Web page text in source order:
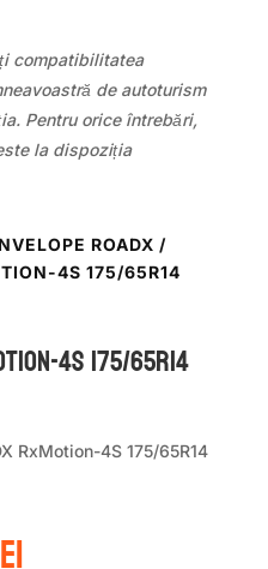
compatibilitatea
de autoturism
Pentru orice întrebări,
la dispoziția
ROADX /
4S 175/65R14
4S 175/65R14
RxMotion-4S 175/65R14
Prețul